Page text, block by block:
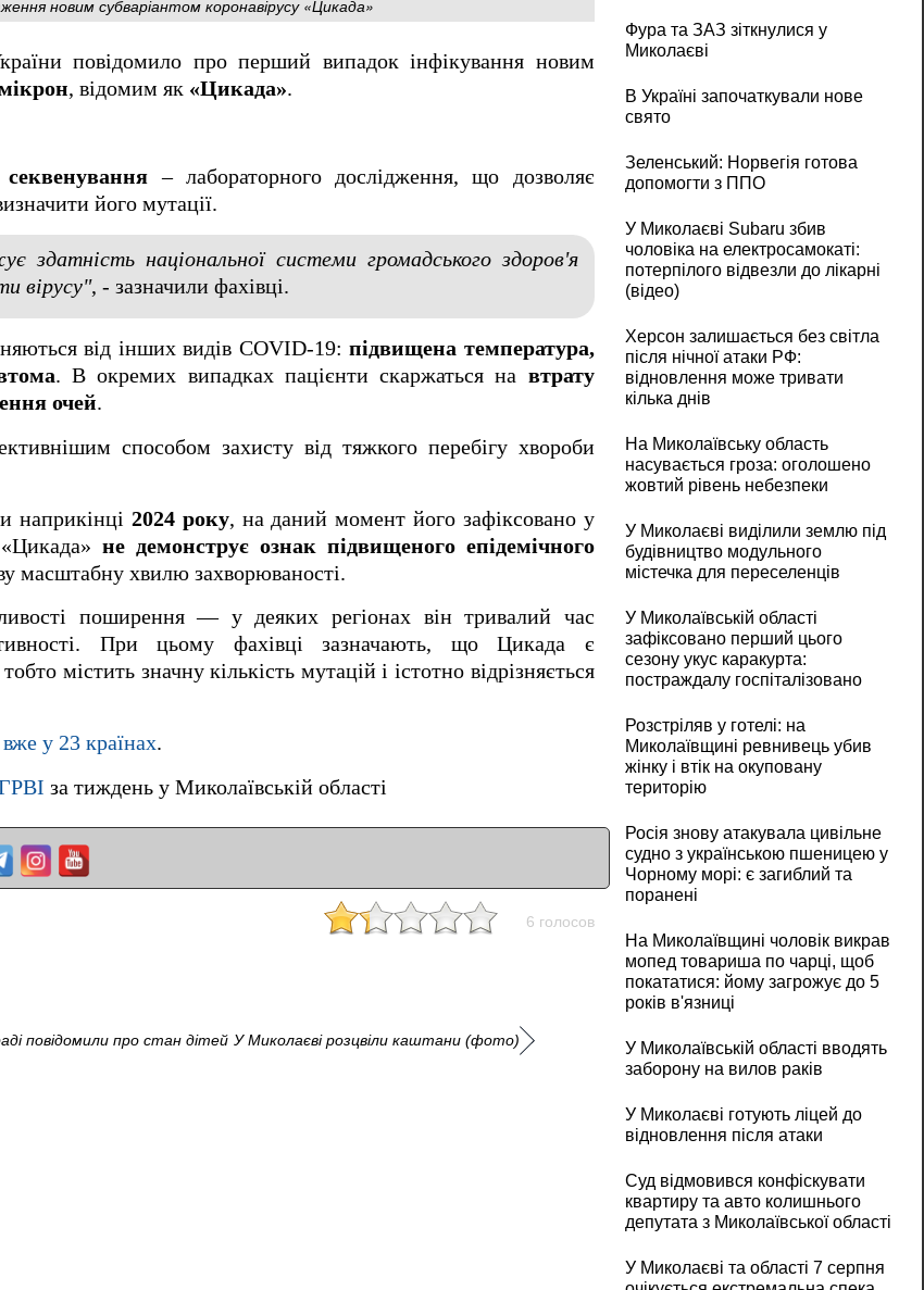
новим субваріантом коронавірусу «Цикада»
повідомило про перший випадок інфікування новим
, відомим як «Цикада».
секвенування – лабораторного дослідження, що дозволяє
його мутації.
здатність національної системи громадського здоров'я
вірусу", - зазначили фахівці.
від інших видів COVID-19:підвищена температура,
. В окремих випадках пацієнти скаржаться на втрату
очей.
способом захисту від тяжкого перебігу хвороби
наприкінці2024 року, на даний момент його зафіксовано у
не демонструє ознак підвищеного епідемічного
масштабну хвилю захворюваності.
поширення — у деяких регіонах він тривалий час
При цьому фахівці зазначають, що Цикада є
тобто містить значну кількість мутацій і істотно відрізняється
у 23 країнах.
за тиждень у Миколаївській області
6 голосов
повідомили про стан дітей У Миколаєві розцвіли каштани (фото)
Фура та ЗАЗ зіткнулися у
Миколаєві
В Україні започаткували нове
свято
Зеленський: Норвегія готова
допомогти з ППО
У Миколаєві Subaru збив
чоловіка на електросамокаті:
потерпілого відвезли до лікарні
(відео)
Херсон залишається без світла
після нічної атаки РФ:
відновлення може тривати
кілька днів
На Миколаївську область
насувається гроза: оголошено
жовтий рівень небезпеки
У Миколаєві виділили землю під
будівництво модульного
містечка для переселенців
У Миколаївській області
зафіксовано перший цього
сезону укус каракурта:
постраждалу госпіталізовано
Розстріляв у готелі: на
Миколаївщині ревнивець убив
жінку і втік на окуповану
територію
Росія знову атакувала цивільне
судно з українською пшеницею у
Чорному морі: є загиблий та
поранені
На Миколаївщині чоловік викрав
мопед товариша по чарці, щоб
покататися: йому загрожує до 5
років в'язниці
У Миколаївській області вводять
заборону на вилов раків
У Миколаєві готують ліцей до
відновлення після атаки
Суд відмовився конфіскувати
квартиру та авто колишнього
депутата з Миколаївської області
У Миколаєві та області 7 серпня